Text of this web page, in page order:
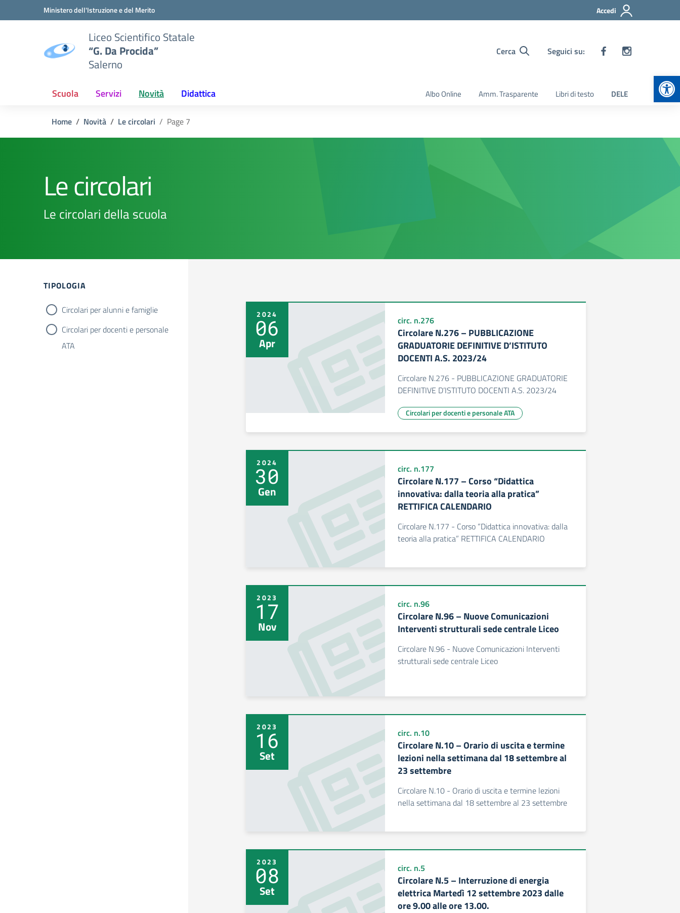
Vai ai contenuti
Vai al menu di navigazioneMinistero dell'Istruzione e del Merito Accedi
Liceo Scientifico Statale
“G. Da Procida”
Salerno
Cerca Seguici su:
Scuola Servizi Novità Didattica Albo Online Amm. Trasparente Libri di testo DELE
Home Novità Le circolari Page 7
Le circolari
Le circolari della scuola
Filtri
TIPOLOGIA
Circolari per alunni e famiglie
Circolari per docenti e personale
ATA
2024
06
Apr
circ. n.276
Circolare N.276 – PUBBLICAZIONE
GRADUATORIE DEFINITIVE D’ISTITUTO
DOCENTI A.S. 2023/24
Circolare N.276 - PUBBLICAZIONE GRADUATORIE
DEFINITIVE D’ISTITUTO DOCENTI A.S. 2023/24
Circolari per docenti e personale ATA
2024
30
Gen
circ. n.177
Circolare N.177 – Corso “Didattica
innovativa: dalla teoria alla pratica”
RETTIFICA CALENDARIO
Circolare N.177 - Corso “Didattica innovativa: dalla
teoria alla pratica” RETTIFICA CALENDARIO
2023
17
Nov
circ. n.96
Circolare N.96 – Nuove Comunicazioni
Interventi strutturali sede centrale Liceo
Circolare N.96 - Nuove Comunicazioni Interventi
strutturali sede centrale Liceo
2023
16
Set
circ. n.10
Circolare N.10 – Orario di uscita e termine
lezioni nella settimana dal 18 settembre al
23 settembre
Circolare N.10 - Orario di uscita e termine lezioni
nella settimana dal 18 settembre al 23 settembre
2023
08
Set
circ. n.5
Circolare N.5 – Interruzione di energia
elettrica Martedì 12 settembre 2023 dalle
ore 9.00 alle ore 13.00.